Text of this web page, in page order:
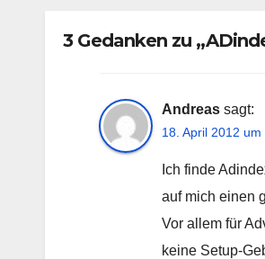
3 Gedanken zu
Andreas sagt:
18. April 2012
Ich finde
auf mich einen
Vor allem für
keine Setup-